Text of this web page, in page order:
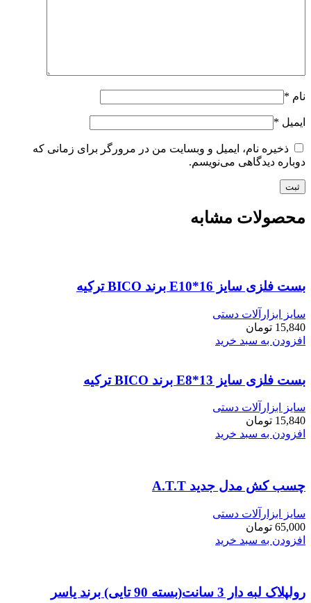
نام *
ایمیل *
ذخیره نام، ایمیل و وبسایت من در مرورگر برای زمانی که
دوباره دیدگاهی می‌نویسم.
محصولات مشابه
بست فلزی سایز E10*16 برند BICO ترکیه
سایز ابزارآلات دستی
15,840 تومان
افزودن به سبد خرید
بست فلزی سایز E8*13 برند BICO ترکیه
سایز ابزارآلات دستی
15,840 تومان
افزودن به سبد خرید
چسب کش مدل جدید A.T.T
سایز ابزارآلات دستی
65,000 تومان
افزودن به سبد خرید
رولپلاک لبه دار 3 سانت(بسته 90 تایی) برند یاسر